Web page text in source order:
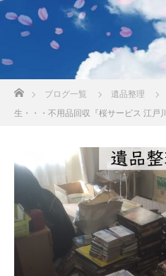
ブログ一覧 遺品整理
生・・・不用品回収『桜サービス 江戸